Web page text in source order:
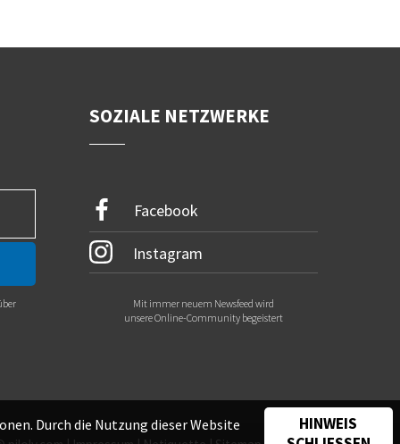
SOZIALE NETZWERKE
Facebook
Instagram
Mit immer neuem Newsfeed wird
unsere Online-Community begeistert
Durch die Nutzung dieser Website
HINWEIS